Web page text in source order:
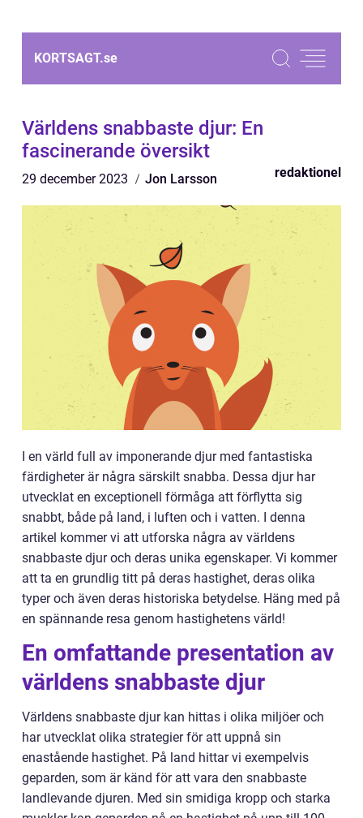
KORTSAGT.se
Världens snabbaste djur: En
fascinerande översikt
29 december 2023 Jon Larsson redaktionel
I en värld full av imponerande djur med fantastiska
färdigheter är några särskilt snabba. Dessa djur har
utvecklat en exceptionell förmåga att förflytta sig
snabbt, både på land, i luften och i vatten. I denna
artikel kommer vi att utforska några av världens
snabbaste djur och deras unika egenskaper. Vi kommer
att ta en grundlig titt på deras hastighet, deras olika
typer och även deras historiska betydelse. Häng med på
en spännande resa genom hastighetens värld!
En omfattande presentation av
världens snabbaste djur
Världens snabbaste djur kan hittas i olika miljöer och
har utvecklat olika strategier för att uppnå sin
enastående hastighet. På land hittar vi exempelvis
geparden, som är känd för att vara den snabbaste
landlevande djuren. Med sin smidiga kropp och starka